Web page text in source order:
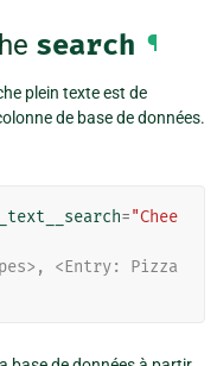
search ¶
plein texte est de
de base de données.
="Chee
<Entry: Pizza